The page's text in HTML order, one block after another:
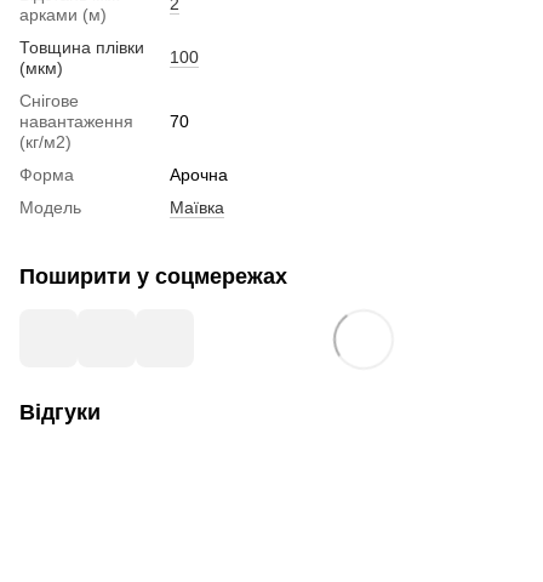
арками (м)
2
Товщина плівки
(мкм)
100
Снігове
навантаження
(кг/м2)
70
Форма
Арочна
Модель
Маївка
Поширити у соцмережах
Відгуки